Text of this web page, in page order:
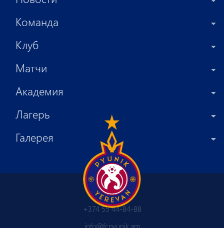
Команда
Клуб
Матчи
Академия
Лагерь
Галерея
+374 55 44-84-88
info@fcpyunik.am